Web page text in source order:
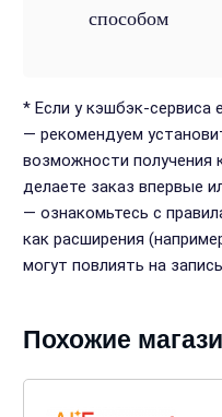
способом
* Если у кэшбэк-сервиса
— рекомендуем
возможности получения
делаете заказ впервые
— ознакомьтесь с
как расширения
могут повлиять на
Похожие